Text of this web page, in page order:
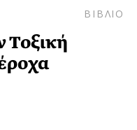
ΒΙΒΛΙΟ
Τοξική